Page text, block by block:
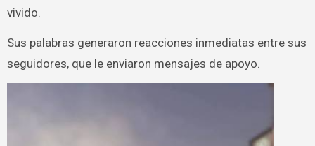
vivido.
Sus palabras generaron reacciones inmediatas entre sus
seguidores, que le enviaron mensajes de apoyo.